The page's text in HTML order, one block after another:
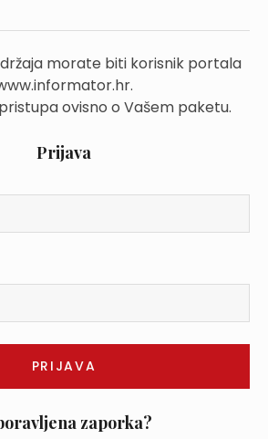
morate biti korisnik portala
ovisno o Vašem paketu.
Prijava
zaporka?